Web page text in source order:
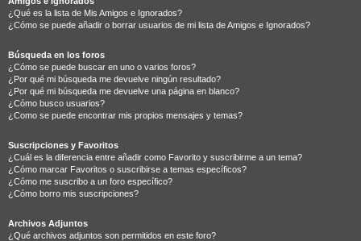
¿Qué es la lista de Mis Amigos e Ignorados?
¿Cómo se puede añadir o borrar usuarios de mi lista de Amigos e Ignorados?
Búsqueda en los foros
¿Cómo se puede buscar en uno o varios foros?
¿Por qué mi búsqueda me devuelve ningún resultado?
¿Por qué mi búsqueda me devuelve una página en blanco?
¿Cómo busco usuarios?
¿Como se puede encontrar mis propios mensajes y temas?
Suscripciones y Favoritos
¿Cuál es la diferencia entre añadir como Favorito y suscribirme a un tema?
¿Cómo marcar Favoritos o suscribirse a temas específicos?
¿Cómo me suscribo a un foro específico?
¿Cómo borro mis suscripciones?
Archivos Adjuntos
¿Qué archivos adjuntos son permitidos en este foro?